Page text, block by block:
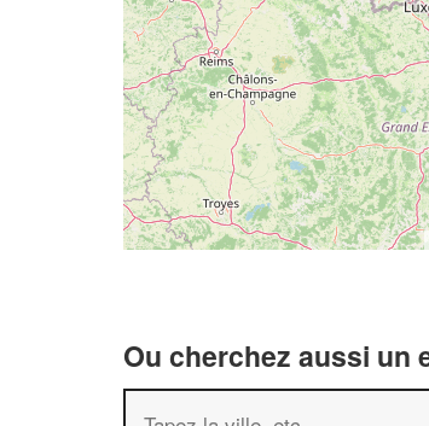
Ou cherchez aussi